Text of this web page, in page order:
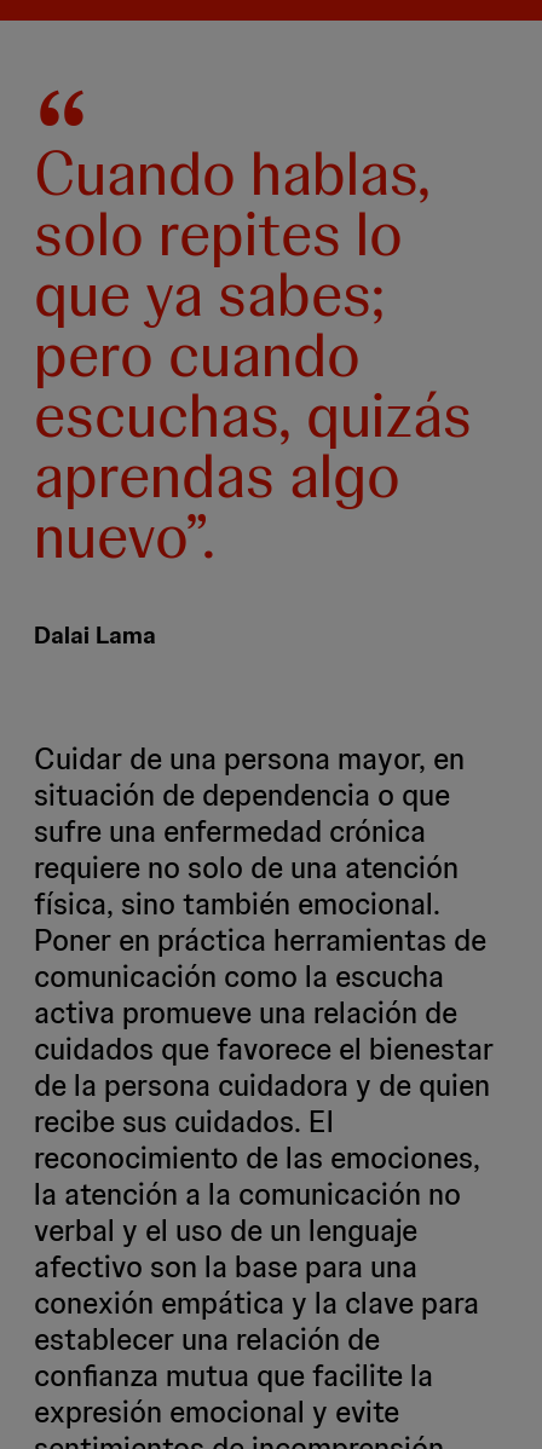
Cuando hablas,
solo repites lo
que ya sabes;
pero cuando
escuchas, quizás
aprendas algo
nuevo”.
Dalai Lama
Cuidar de una persona mayor, en
situación de dependencia o que
sufre una enfermedad crónica
requiere no solo de una atención
física, sino también emocional.
Poner en práctica herramientas de
comunicación como la escucha
activa promueve una relación de
cuidados que favorece el bienestar
de la persona cuidadora y de quien
recibe sus cuidados. El
reconocimiento de las emociones,
la atención a la comunicación no
verbal y el uso de un lenguaje
afectivo son la base para una
conexión empática y la clave para
establecer una relación de
confianza mutua que facilite la
expresión emocional y evite